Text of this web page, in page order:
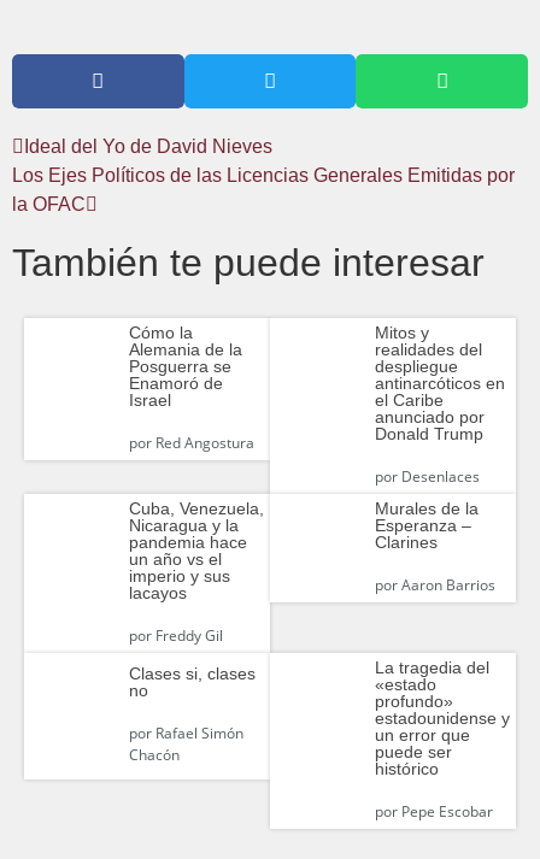
Ideal del Yo de David Nieves
Los Ejes Políticos de las Licencias Generales Emitidas por
la OFAC
También te puede interesar
Cómo la
Alemania de la
Posguerra se
Enamoró de
Israel
porRed Angostura
Mitos y
realidades del
despliegue
antinarcóticos en
el Caribe
anunciado por
Donald Trump
porDesenlaces
Cuba, Venezuela,
Nicaragua y la
pandemia hace
un año vs el
imperio y sus
lacayos
porFreddy Gil
Murales de la
Esperanza –
Clarines
porAaron Barrios
Clases si, clases
no
porRafael Simón
Chacón
La tragedia del
«estado
profundo»
estadounidense y
un error que
puede ser
histórico
porPepe Escobar